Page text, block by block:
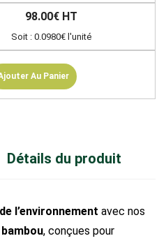
98.00€ HT
Soit : 0.0980€ l'unité
Au Panier
Détails du produit
l’environnement avec nos
, conçues pour